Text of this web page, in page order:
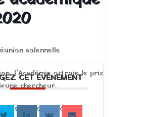
solennelle
l’Académie octroie le prix
jeune chercheur.
plus d’informations
CET ÉVÉNEMENT